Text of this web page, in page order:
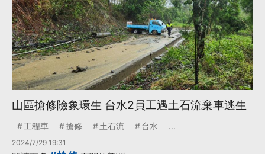
山區搶修險象環生 台水2員工遇土石流棄車逃生
工程車 搶修 土石流 台水 ...
2024/7/29 19:31